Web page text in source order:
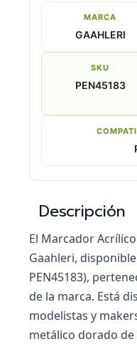
MARCA
GAAHLERI
SKU
PEN45183
Descripción
El Marcador
Gaahleri,
PEN45183),
de la marca. Está
modelistas y
metálico dorado